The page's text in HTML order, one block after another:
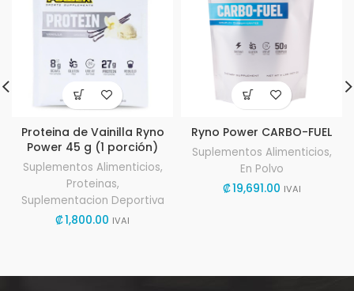
Proteina de Vainilla Ryno
Power 45 g (1 porción)
Suplementos Alimenticios,
Proteinas,
Suplementacion Deportiva
₡1,800.00 IVAI
Ryno Power CARBO-FUEL
Suplementos Alimenticios,
En Polvo
₡19,691.00 IVAI